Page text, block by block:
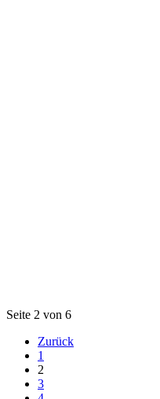
Seite 2 von 6
Zurück
1
2
3